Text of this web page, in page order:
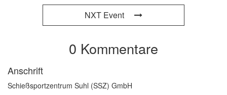
NXT Event
0 Kommentare
Anschrift
Schießsportzentrum Suhl (SSZ) GmbH